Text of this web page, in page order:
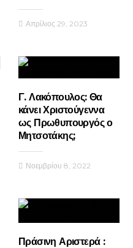
Απρίλιος 29, 2023
Γ. Λακόπουλος: Θα
κάνει Χριστούγεννα
ως Πρωθυπουργός ο
Μητσοτάκης;
Νοεμβρίου 8, 2022
Πράσινη Αριστερά :